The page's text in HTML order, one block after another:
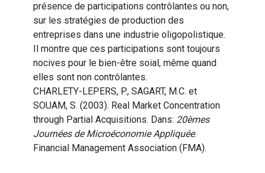
présence de participations contrôlantes ou non,
sur les stratégies de production des
entreprises dans une industrie oligopolistique.
Il montre que ces participations sont toujours
nocives pour le bien-être soial, même quand
elles sont non contrôlantes.
CHARLETY-LEPERS, P., SAGART, M.C. et
SOUAM, S. (2003). Real Market Concentration
through Partial Acquisitions. Dans: 20èmes
Journées de Microéconomie Appliquée.
Financial Management Association (FMA).